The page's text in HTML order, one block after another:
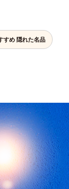
すめ 隠れた名品